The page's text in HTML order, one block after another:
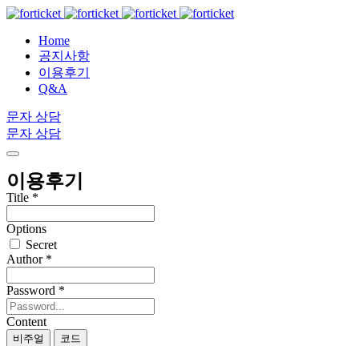
Home
공지사항
이용후기
Q&A
문자 상담
문자 상담
이용후기
Title *
Options
Secret
Author *
Password *
Content
비주얼 코드